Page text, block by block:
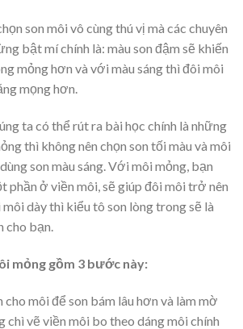
son môi vô cùng thú vị mà các chuyên
bật mí chính là: màu son đậm sẽ khiến
mỏng hơn và với màu sáng thì đôi môi
mọng hơn.
ta có thể rút ra bài học chính là những
thì không nên chọn son tối màu và môi
son màu sáng. Với môi mỏng, bạn
phần ở viền môi, sẽ giúp đôi môi trở nên
dày thì kiểu tô son lòng trong sẽ là
cho bạn.
mỏng gồm 3 bước này:
cho môi để son bám lâu hơn và làm mờ
chì vẽ viền môi bo theo dáng môi chính